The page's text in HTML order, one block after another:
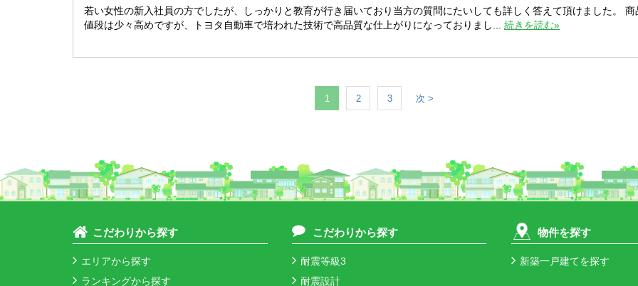
若い女性の新入社員の方でしたが、しっかりと教育が行き届いており当方の質問にたいしても詳しく答えて頂けました。 商
値段は少々高めですが、トヨタ自動車で培われた技術で高品質な仕上がりになっておりまし... 続きを読む»
1 2 3 次 >
こだわりから探す
エリアから探す
ランキングから探す
こだわりから探す
耐震等級3
耐震設計
物件を探す
新築一戸建てを探す